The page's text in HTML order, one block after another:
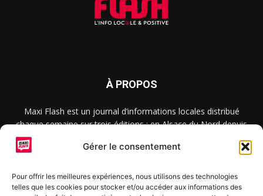
Gérer le consentement
Pour offrir les meilleures expériences, nous utilisons des technologies
telles que les cookies pour stocker et/ou accéder aux informations des
À PROPOS
Maxi Flash est un journal d’informations locales distribué
chaque semaine sur trois éditions : en Alsace du Nord depuis
2015, dans les secteurs d’Obernai-Molsheim-Erstein depuis
2022, et à Colmar, Vignoble et Plaine depuis 2023.